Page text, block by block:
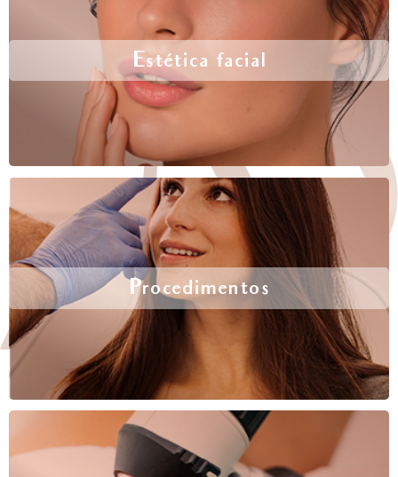
Estética facial
Procedimentos